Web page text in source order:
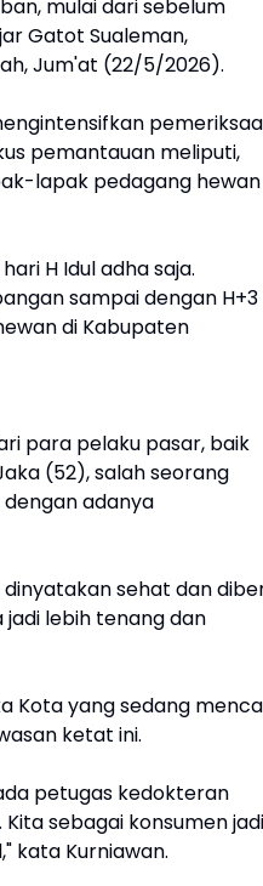
mulai dari sebelum
Gatot Sualeman,
Jum'at (22/5/2026).
pemantauan meliputi,
lapak pedagang hewan
H Idul adha saja.
sampai dengan H+3
di Kabupaten
para pelaku pasar, baik
(52), salah seorang
adanya
dinyatakan sehat dan
lebih tenang dan
Kota yang sedang
ketat ini.
petugas kedokteran
sebagai konsumen jadi
kata Kurniawan.